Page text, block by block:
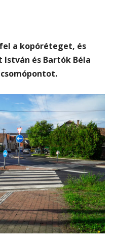
a kopóréteget, és
és Bartók Béla